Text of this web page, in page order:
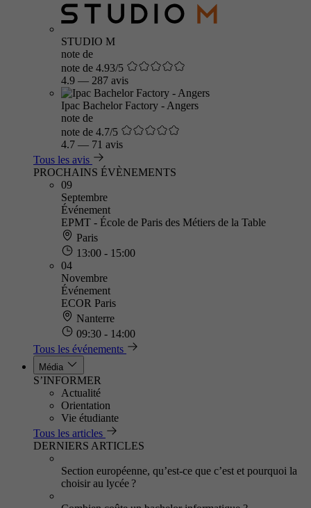
STUDIO M
note de
note de 4.93/5
4.9 — 287 avis
Ipac Bachelor Factory - Angers
note de
note de 4.7/5
4.7 — 71 avis
Tous les avis
PROCHAINS ÉVÈNEMENTS
09
Septembre
Événement
EPMT - École de Paris des Métiers de la Table
Paris
13:00 - 15:00
04
Novembre
Événement
ECOR Paris
Nanterre
09:30 - 14:00
Tous les événements
Média
S’INFORMER
Actualité
Orientation
Vie étudiante
Tous les articles
DERNIERS ARTICLES
Section européenne, qu’est-ce que c’est et pourquoi la
choisir au lycée ?